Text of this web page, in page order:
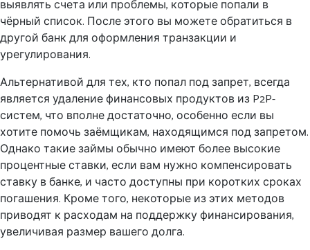
выявлять счета или проблемы, которые попали в
чёрный список. После этого вы можете обратиться в
другой банк для оформления транзакции и
урегулирования.
Альтернативой для тех, кто попал под запрет, всегда
является удаление финансовых продуктов из P2P-
систем, что вполне достаточно, особенно если вы
хотите помочь заёмщикам, находящимся под запретом.
Однако такие займы обычно имеют более высокие
процентные ставки, если вам нужно компенсировать
ставку в банке, и часто доступны при коротких сроках
погашения. Кроме того, некоторые из этих методов
приводят к расходам на поддержку финансирования,
увеличивая размер вашего долга.